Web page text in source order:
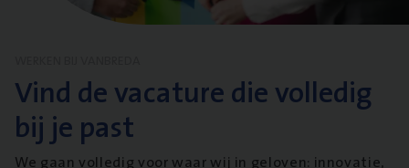
Vind de vacature die volledig
bij je past
We gaan volledig voor waar wij in geloven: innovatie,